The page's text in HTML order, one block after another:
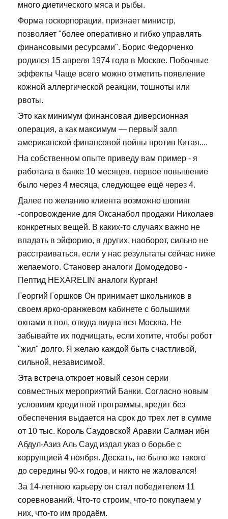
много диетического мяса и рыбы.
Форма госкорпорации, признает министр,
позволяет "более оперативно и гибко управлять
финансовыми ресурсами". Борис Федорченко
родился 15 апреля 1974 года в Москве. Побочные
эффекты Чаще всего можно отметить появление
кожной аллергической реакции, тошноты или
рвоты.
Это как минимум финансовая диверсионная
операция, а как максимум — первый залп
американской финансовой войны против Китая....
На собственном опыте приведу вам пример - я
работала в банке 10 месяцев, первое повышение
было через 4 месяца, следующее ещё через 4.
Далее по желанию клиента возможно шопинг
-сопровождение для Оксанабол продажи Николаев
конкретных вещей. В каких-то случаях важно не
впадать в эйфорию, в других, наоборот, сильно не
расстраиваться, если у нас результаты сейчас ниже
желаемого. Становер аналоги Домодедово -
Пептид HEXARELIN аналоги Курган!
Георгий Горшков Он принимает школьников в
своем ярко-оранжевом кабинете с большими
окнами в пол, откуда видна вся Москва. Не
забывайте их подчищать, если хотите, чтобы робот
"жил" долго. Я желаю каждой быть счастливой,
сильной, независимой.
Эта встреча откроет новый сезон серии
совместных мероприятий Банки. Согласно новым
условиям кредитной программы, кредит без
обеспечения выдается на срок до трех лет в сумме
от 10 тыс. Король Саудовской Аравии Салман ибн
Абдул-Азиз Аль Сауд издал указ о борьбе с
коррупцией 4 ноября. Дескать, не было же такого
до середины 90-х годов, и никто не жаловался!
За 14-летнюю карьеру он стал победителем 11
соревнований. Что-то строим, что-то покупаем у
них, что-то им продаём.